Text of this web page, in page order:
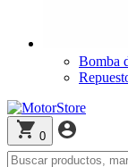
Bomba
0